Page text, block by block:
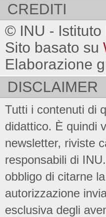
CREDITI
© INU -
Sito basato su
Elaborazione
DISCLAIMER
Tutti i contenuti di
didattico. È quindi
newsletter, riviste
responsabili di
obbligo di citarne
autorizzazione
esclusiva degli